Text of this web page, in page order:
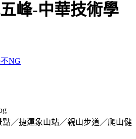
峰-中華技術學
NG
／捷運象山站／親山步道／爬山健